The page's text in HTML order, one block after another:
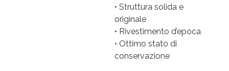
• Struttura solida e
originale
• Rivestimento d’epoca
• Ottimo stato di
conservazione